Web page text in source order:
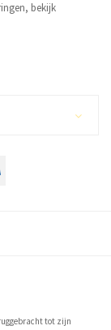
bekijk
tot zijn